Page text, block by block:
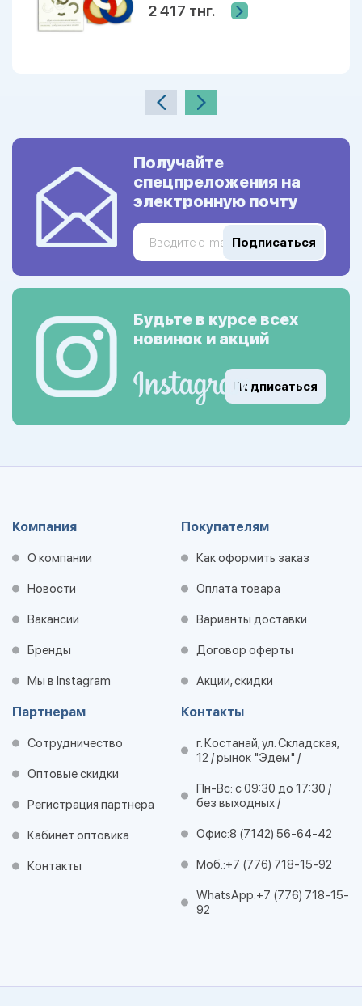
2 417 тнг.
Получайте
спецпреложения на
электронную почту
Подписаться
Будьте в курсе всех
новинок и акций
Подписаться
Компания
О компании
Новости
Вакансии
Бренды
Мы в Instagram
Покупателям
Как оформить заказ
Оплата товара
Варианты доставки
Договор оферты
Акции, скидки
Партнерам
Сотрудничество
Оптовые скидки
Регистрация партнера
Кабинет оптовика
Контакты
Контакты
г. Костанай, ул. Складская,
12 / рынок "Эдем" /
Пн-Вс: с 09:30 до 17:30 /
без выходных /
Офис:8 (7142) 56-64-42
Моб.:+7 (776) 718-15-92
WhatsApp:+7 (776) 718-15-
92